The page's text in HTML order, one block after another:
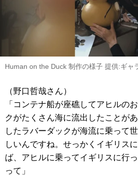
Human on the Duck 制作の様子 提供:ギャ
（野口哲哉さん）
「コンテナ船が座礁してアヒルの
クがたくさん海に流出したことが
したラバーダックが海流に乗って
しいんですね。せっかくイギリス
ば、アヒルに乗ってイギリスに行
って」